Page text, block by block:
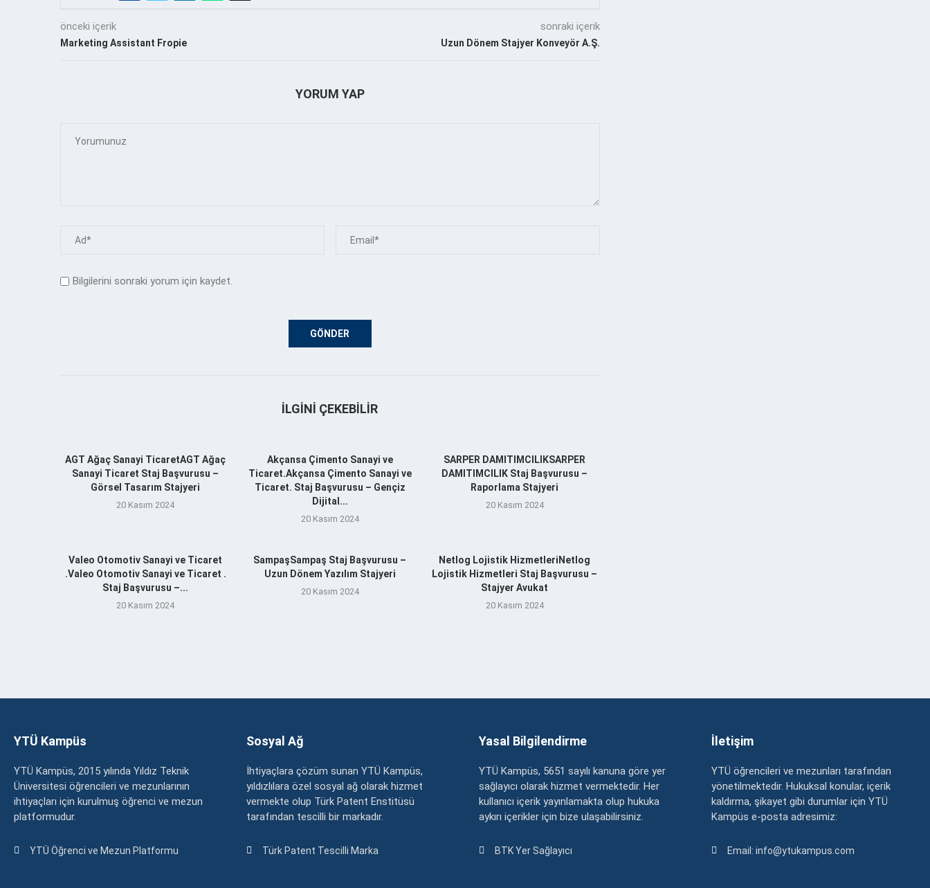
önceki içerik
Marketing Assistant Fropie
sonraki içerik
Uzun Dönem Stajyer Konveyör A.Ş.
YORUM YAP
Bilgilerini sonraki yorum için kaydet.
İLGINI ÇEKEBILIR
AGT Ağaç Sanayi TicaretAGT Ağaç
Sanayi Ticaret Staj Başvurusu –
Görsel Tasarım Stajyeri
20 Kasım 2024
Akçansa Çimento Sanayi ve
Ticaret.Akçansa Çimento Sanayi ve
Ticaret. Staj Başvurusu – Gençiz
Dijital...
20 Kasım 2024
SARPER DAMITIMCILIKSARPER
DAMITIMCILIK Staj Başvurusu –
Raporlama Stajyeri
20 Kasım 2024
Valeo Otomotiv Sanayi ve Ticaret
.Valeo Otomotiv Sanayi ve Ticaret .
Staj Başvurusu –...
20 Kasım 2024
SampaşSampaş Staj Başvurusu –
Uzun Dönem Yazılım Stajyeri
20 Kasım 2024
Netlog Lojistik HizmetleriNetlog
Lojistik Hizmetleri Staj Başvurusu –
Stajyer Avukat
20 Kasım 2024
YTÜ Kampüs
YTÜ Kampüs, 2015 yılında Yıldız Teknik
Üniversitesi öğrencileri ve mezunlarının
ihtiyaçları için kurulmuş öğrenci ve mezun
platformudur.
YTÜ Öğrenci ve Mezun Platformu
Sosyal Ağ
İhtiyaçlara çözüm sunan YTÜ Kampüs,
yıldızlılara özel sosyal ağ olarak hizmet
vermekte olup Türk Patent Enstitüsü
tarafından tescilli bir markadır.
Türk Patent Tescilli Marka
Yasal Bilgilendirme
YTÜ Kampüs, 5651 sayılı kanuna göre yer
sağlayıcı olarak hizmet vermektedir. Her
kullanıcı içerik yayınlamakta olup hukuka
aykırı içerikler için bize ulaşabilirsiniz.
BTK Yer Sağlayıcı
İletişim
YTÜ öğrencileri ve mezunları tarafından
yönetilmektedir. Hukuksal konular, içerik
kaldırma, şikayet gibi durumlar için YTÜ
Kampüs e-posta adresimiz:
Email: info@ytukampus.com